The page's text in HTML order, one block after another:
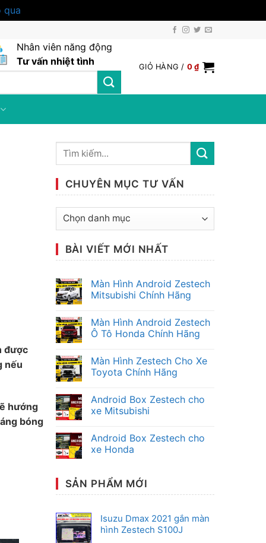
qua
Nhân viên năng động
Tư vấn nhiệt tình
GIỎ HÀNG / 0₫
được
nếu
hướng
bóng
CHUYÊN MỤC TƯ VẤN
Chuyên
vấnBÀI VIẾT MỚI NHẤT
Màn Hình Android Zestech
Mitsubishi Chính Hãng
bình
luận
ở
Android
Zestech
Mitsubishi
Màn Hình Android Zestech
Ô Tô Honda Chính Hãng
bình
luận
ở
Android
Zestech
Ô
Chính
Hãng
Màn Hình Zestech Cho Xe
Toyota Chính Hãng
bình
luận
ở
Zestech
Cho
Xe
Android Box Zestech cho
xe Mitsubishi
bình
luận
ở
Zestech
cho
Android Box Zestech cho
xe Honda
luận
Zestech
cho
xe
Honda
SẢN PHẨM MỚI
Isuzu Dmax 2021 gắn màn
hình Zestech S100J